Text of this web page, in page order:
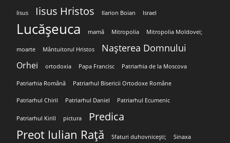
Iisus Iisus Hristos Ilarion Boian Israel
Lucășeuca mamă Mitropolia Mitropolia Moldovei;
moarte Mântuitorul Hristos Nașterea Domnului
Orhei ortodoxia Papa Francisc Patriarhia de la Moscova
Patriarhia Română Patriarhul Bisericii Ortodoxe Române
Patriarhul Chiril Patriarhul Daniel Patriarhul Ecumenic
Patriarhul Kirill pictura Predica
Preot Iulian Rață Sfaturi duhovnicești; Sinaxa